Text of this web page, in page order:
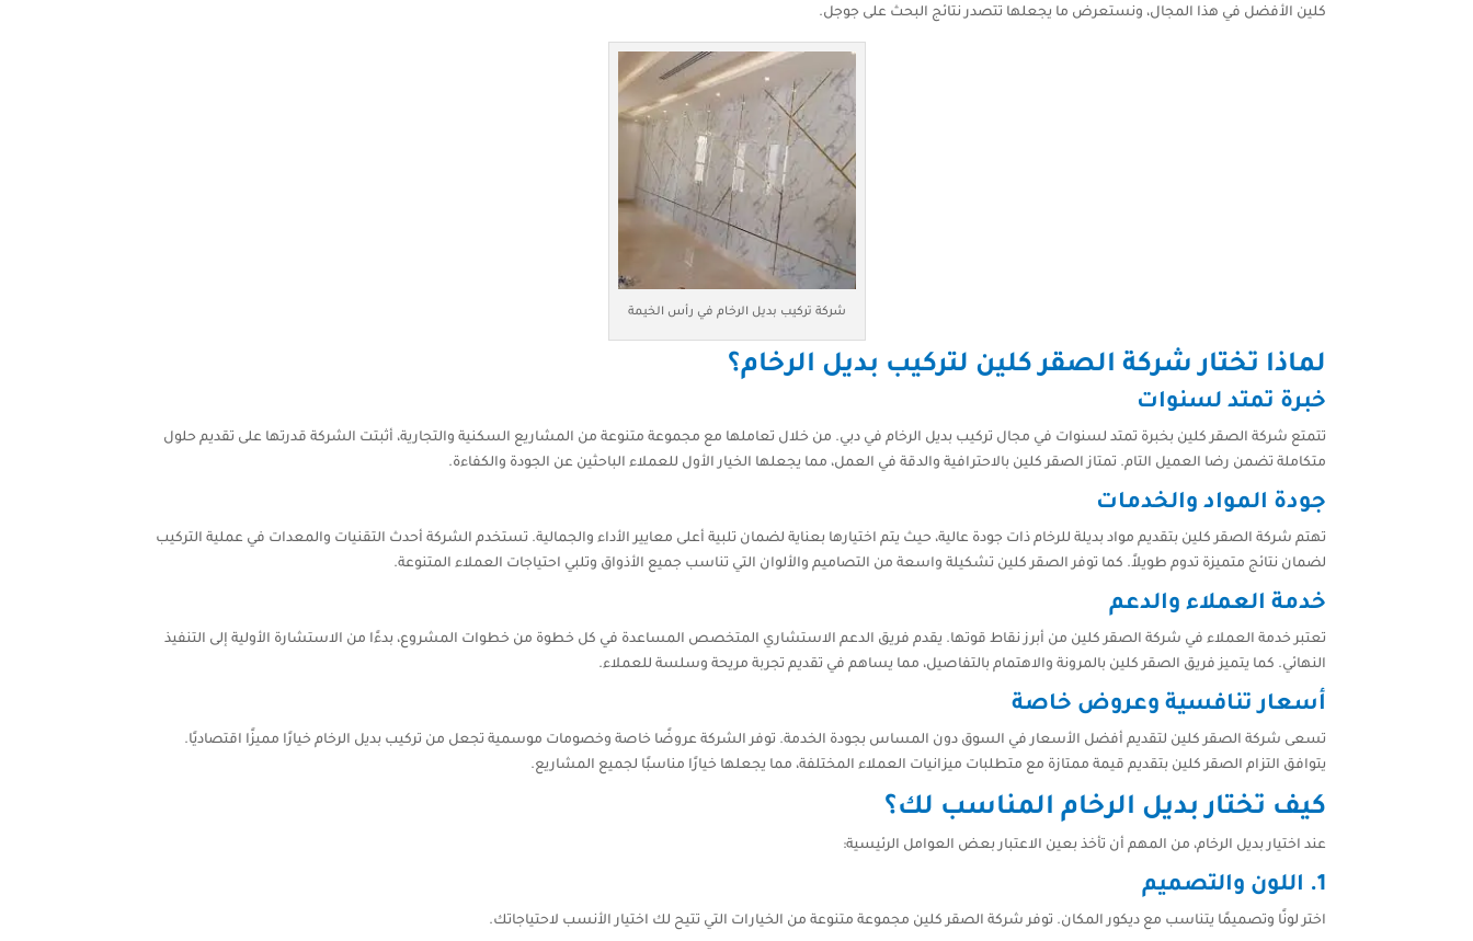
كلين الأفضل في هذا المجال، ونستعرض ما يجعلها تتصدر نتائج البحث على جوجل.
شركة تركيب بديل الرخام في رأس الخيمة
لماذا تختار شركة الصقر كلين لتركيب بديل الرخام؟
خبرة تمتد لسنوات
تتمتع شركة الصقر كلين بخبرة تمتد لسنوات في مجال تركيب بديل الرخام في دبي. من خلال تعاملها مع مجموعة متنوعة من المشاريع السكنية والتجارية، أثبتت الشركة قدرتها على تقديم حلول
متكاملة تضمن رضا العميل التام. تمتاز الصقر كلين بالاحترافية والدقة في العمل، مما يجعلها الخيار الأول للعملاء الباحثين عن الجودة والكفاءة.
جودة المواد والخدمات
تهتم شركة الصقر كلين بتقديم مواد بديلة للرخام ذات جودة عالية، حيث يتم اختيارها بعناية لضمان تلبية أعلى معايير الأداء والجمالية. تستخدم الشركة أحدث التقنيات والمعدات في عملية التركيب
لضمان نتائج متميزة تدوم طويلاً. كما توفر الصقر كلين تشكيلة واسعة من التصاميم والألوان التي تناسب جميع الأذواق وتلبي احتياجات العملاء المتنوعة.
خدمة العملاء والدعم
تعتبر خدمة العملاء في شركة الصقر كلين من أبرز نقاط قوتها. يقدم فريق الدعم الاستشاري المتخصص المساعدة في كل خطوة من خطوات المشروع، بدءًا من الاستشارة الأولية إلى التنفيذ
النهائي. كما يتميز فريق الصقر كلين بالمرونة والاهتمام بالتفاصيل، مما يساهم في تقديم تجربة مريحة وسلسة للعملاء.
أسعار تنافسية وعروض خاصة
تسعى شركة الصقر كلين لتقديم أفضل الأسعار في السوق دون المساس بجودة الخدمة. توفر الشركة عروضًا خاصة وخصومات موسمية تجعل من تركيب بديل الرخام خيارًا مميزًا اقتصاديًا.
يتوافق التزام الصقر كلين بتقديم قيمة ممتازة مع متطلبات ميزانيات العملاء المختلفة، مما يجعلها خيارًا مناسبًا لجميع المشاريع.
كيف تختار بديل الرخام المناسب لك؟
عند اختيار بديل الرخام، من المهم أن تأخذ بعين الاعتبار بعض العوامل الرئيسية:
1. اللون والتصميم
اختر لونًا وتصميمًا يتناسب مع ديكور المكان. توفر شركة الصقر كلين مجموعة متنوعة من الخيارات التي تتيح لك اختيار الأنسب لاحتياجاتك.